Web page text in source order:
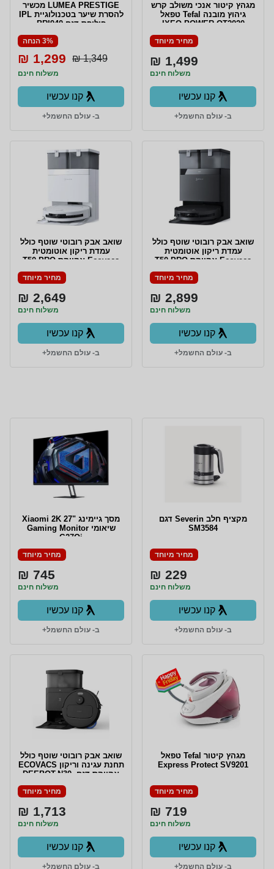
מגהץ קיטור אנכי משולב קרש
גיהוץ מובנה Tefal טפאל
IXEO POWER QT2020
מחיר מיוחד
1,499 ₪
משלוח חינם
קנו עכשיו
ב- עולם החשמל+
LUMEA PRESTIGE מכשיר
להסרת שיער בטכנולוגיית IPL
פיליפס דגם BRI940
3% הנחה
1,349 ₪
1,299 ₪
משלוח חינם
קנו עכשיו
ב- עולם החשמל+
שואב אבק רובוטי שוטף כולל
עמדת ריקון אוטומטית
Ecovacs אקווקס T50 PRO
מחיר מיוחד
2,899 ₪
משלוח חינם
קנו עכשיו
ב- עולם החשמל+
שואב אבק רובוטי שוטף כולל
עמדת ריקון אוטומטית
Ecovacs אקווקס T50 PRO
מחיר מיוחד
2,649 ₪
משלוח חינם
קנו עכשיו
ב- עולם החשמל+
מקציף חלב Severin דגם
SM3584
מחיר מיוחד
229 ₪
משלוח חינם
קנו עכשיו
ב- עולם החשמל+
מסך גיימינג "27 Xiaomi 2K
שיאומי Gaming Monitor
G27Qi
מחיר מיוחד
745 ₪
משלוח חינם
קנו עכשיו
ב- עולם החשמל+
מגהץ קיטור Tefal טפאל
Express Protect SV9201
מחיר מיוחד
719 ₪
משלוח חינם
קנו עכשיו
ב- עולם החשמל+
שואב אבק רובוטי שוטף כולל
תחנת עגינה וריקון ECOVACS
אקווקס דגם DEEBOT-N30-
PRO-OMNI שחור
מחיר מיוחד
1,713 ₪
משלוח חינם
קנו עכשיו
ב- עולם החשמל+